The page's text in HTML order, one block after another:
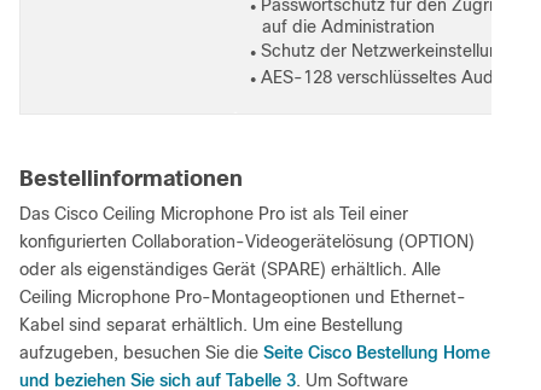
● Passwortschutz für den Zugriff
auf die Administration
● Schutz der Netzwerkeinstellungen
● AES-128 verschlüsseltes Audio
Bestellinformationen
Das Cisco Ceiling Microphone Pro ist als Teil einer
konfigurierten Collaboration-Videogerätelösung (OPTION)
oder als eigenständiges Gerät (SPARE) erhältlich. Alle
Ceiling Microphone Pro-Montageoptionen und Ethernet-
Kabel sind separat erhältlich. Um eine Bestellung
aufzugeben, besuchen Sie die Seite Cisco Bestellung Home
und beziehen Sie sich auf Tabelle 3. Um Software